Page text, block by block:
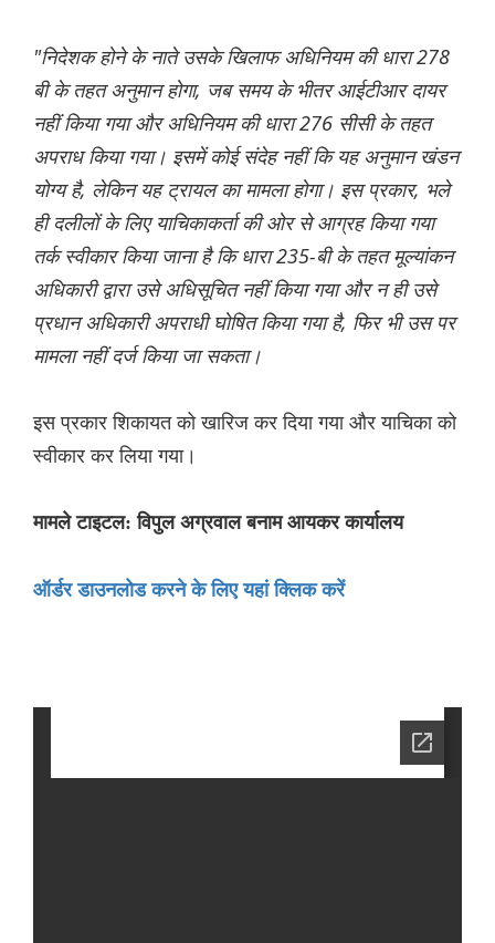
"निदेशक होने के नाते उसके खिलाफ अधिनियम की धारा 278
बी के तहत अनुमान होगा, जब समय के भीतर आईटीआर दायर
नहीं किया गया और अधिनियम की धारा 276 सीसी के तहत
अपराध किया गया। इसमें कोई संदेह नहीं कि यह अनुमान खंडन
योग्य है, लेकिन यह ट्रायल का मामला होगा। इस प्रकार, भले
ही दलीलों के लिए याचिकाकर्ता की ओर से आग्रह किया गया
तर्क स्वीकार किया जाना है कि धारा 235-बी के तहत मूल्यांकन
अधिकारी द्वारा उसे अधिसूचित नहीं किया गया और न ही उसे
प्रधान अधिकारी अपराधी घोषित किया गया है, फिर भी उस पर
मामला नहीं दर्ज किया जा सकता।
इस प्रकार शिकायत को खारिज कर दिया गया और याचिका को
स्वीकार कर लिया गया।
मामले टाइटल: विपुल अग्रवाल बनाम आयकर कार्यालय
ऑर्डर डाउनलोड करने के लिए यहां क्लिक करें